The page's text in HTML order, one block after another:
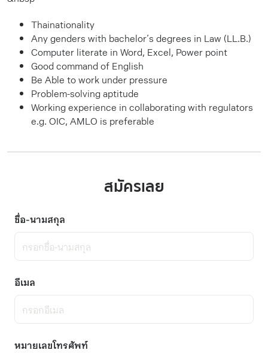
Thainationality
Any genders with bachelor’s degrees in Law (LL.B.)
Computer literate in Word, Excel, Power point
Good command of English
Be Able to work under pressure
Problem-solving aptitude
Working experience in collaborating with regulators
e.g. OIC, AMLO is preferable
สมัครเลย
ชื่อ-นามสกุล
อีเมล
หมายเลขโทรศัพท์